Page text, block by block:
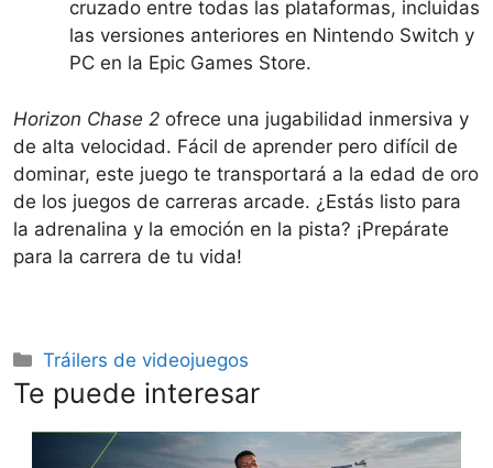
cruzado entre todas las plataformas, incluidas
las versiones anteriores en Nintendo Switch y
PC en la Epic Games Store.
Horizon Chase 2 ofrece una jugabilidad inmersiva y
de alta velocidad. Fácil de aprender pero difícil de
dominar, este juego te transportará a la edad de oro
de los juegos de carreras arcade. ¿Estás listo para
la adrenalina y la emoción en la pista? ¡Prepárate
para la carrera de tu vida!
Categorías
Tráilers de videojuegos
Te puede interesar